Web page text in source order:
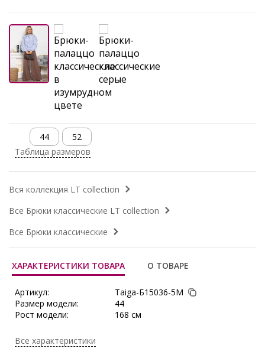
44
52
Таблица размеров
Вся коллекция LT collection
Все Брюки классические LT collection
Все Брюки классические
ХАРАКТЕРИСТИКИ ТОВАРА О ТОВАРЕ
Артикул:
Taiga-Б15036-5М
Размер модели:
44
Рост модели:
168 см
Тип ткани:
Длина:
Все характеристики